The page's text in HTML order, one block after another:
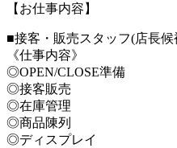
【お仕事内容】
■接客・販売スタッフ(店長候
《仕事内容》
◎OPEN/CLOSE準備
◎接客販売
◎在庫管理
◎商品陳列
◎ディスプレイ